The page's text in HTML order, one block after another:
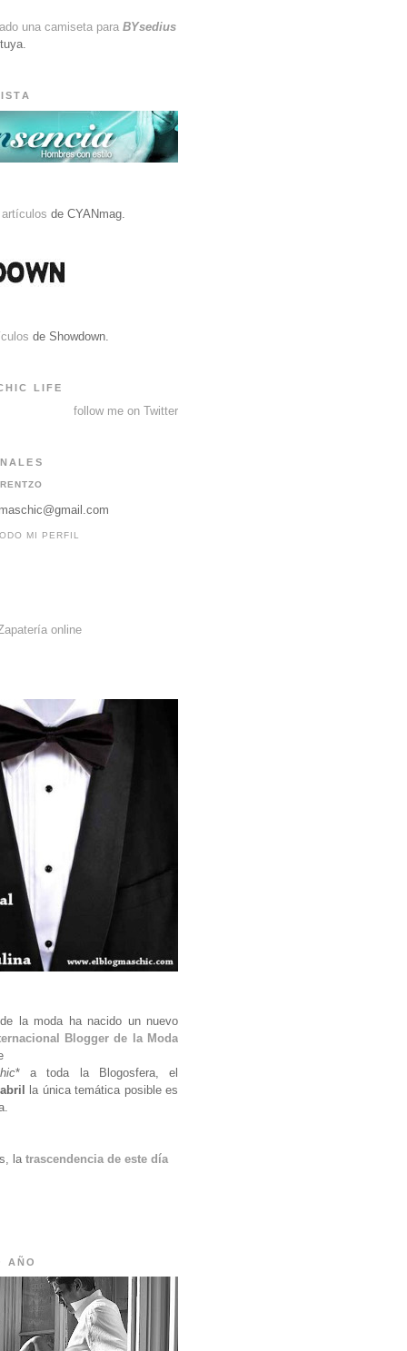
una camiseta para BYsedius
de CYANmag.
de Showdown.
LIFE
follow me on Twitter
MI PERFIL
online
la moda ha nacido un nuevo
Blogger de la Moda
* a toda la Blogosfera, el
la única temática posible es
la trascendencia de este día
AÑO